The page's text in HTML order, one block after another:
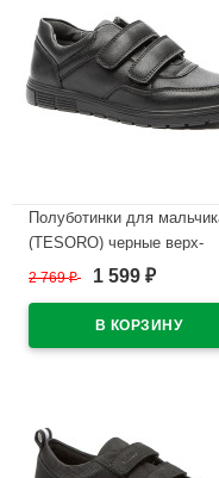
Полуботинки для
(TESORO) черные верх-
искусственная кожа
натуральная кожа артикул
138652/09-01
2 769₽ 1 599 ₽